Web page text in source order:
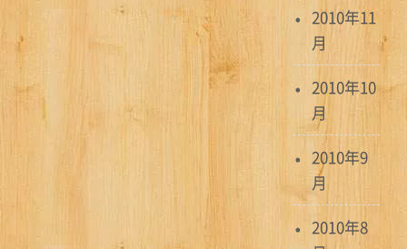
2010年11
月
2010年10
月
2010年9
月
2010年8